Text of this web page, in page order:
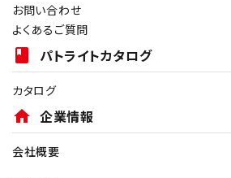
お問い合わせ
よくあるご質問
book パトライトカタログ
カタログ
home 企業情報
会社概要